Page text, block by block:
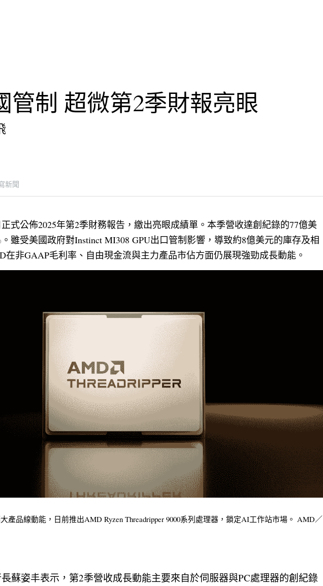
管制 超微第2季財報亮眼
新聞
式公佈2025年第2季財務報告，繳出亮眼成績單。本季營收達創紀錄的77億美
雖受美國政府對Instinct MI308 GPU出口管制影響，導致約8億美元的庫存及相
在非GAAP毛利率、自由現金流與主力產品市佔方面仍展現強勁成長動能。
產品線動能，日前推出AMD Ryzen Threadripper 9000系列處理器，鎖定AI工作站市場。 AMD／
蘇姿丰表示，第2季營收成長動能主要來自於伺服器與PC處理器的創紀錄